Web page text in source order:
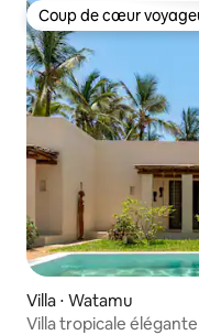
Coup de cœur
Coup de cœur
Villa ⋅ Watamu
Villa tropicale